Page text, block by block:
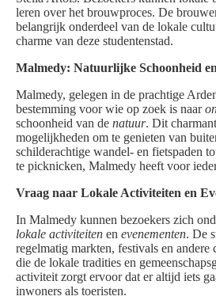
leren over het brouwproces. De
belangrijk onderdeel van de lokale
charme van deze studentenstad.
Malmedy: Natuurlijke Schoonheid
Malmedy, gelegen in de prachtige
bestemming voor wie op zoek is naar
schoonheid van de natuur. Dit
mogelijkheden om te genieten van
schilderachtige wandel- en fietspaden
te picknicken, Malmedy heeft voor
Vraag naar Lokale Activiteiten en
In Malmedy kunnen bezoekers zich
lokale activiteiten en evenementen. De
regelmatig markten, festivals en andere
die de lokale tradities en
activiteit zorgt ervoor dat er altijd iets
inwoners als toeristen.